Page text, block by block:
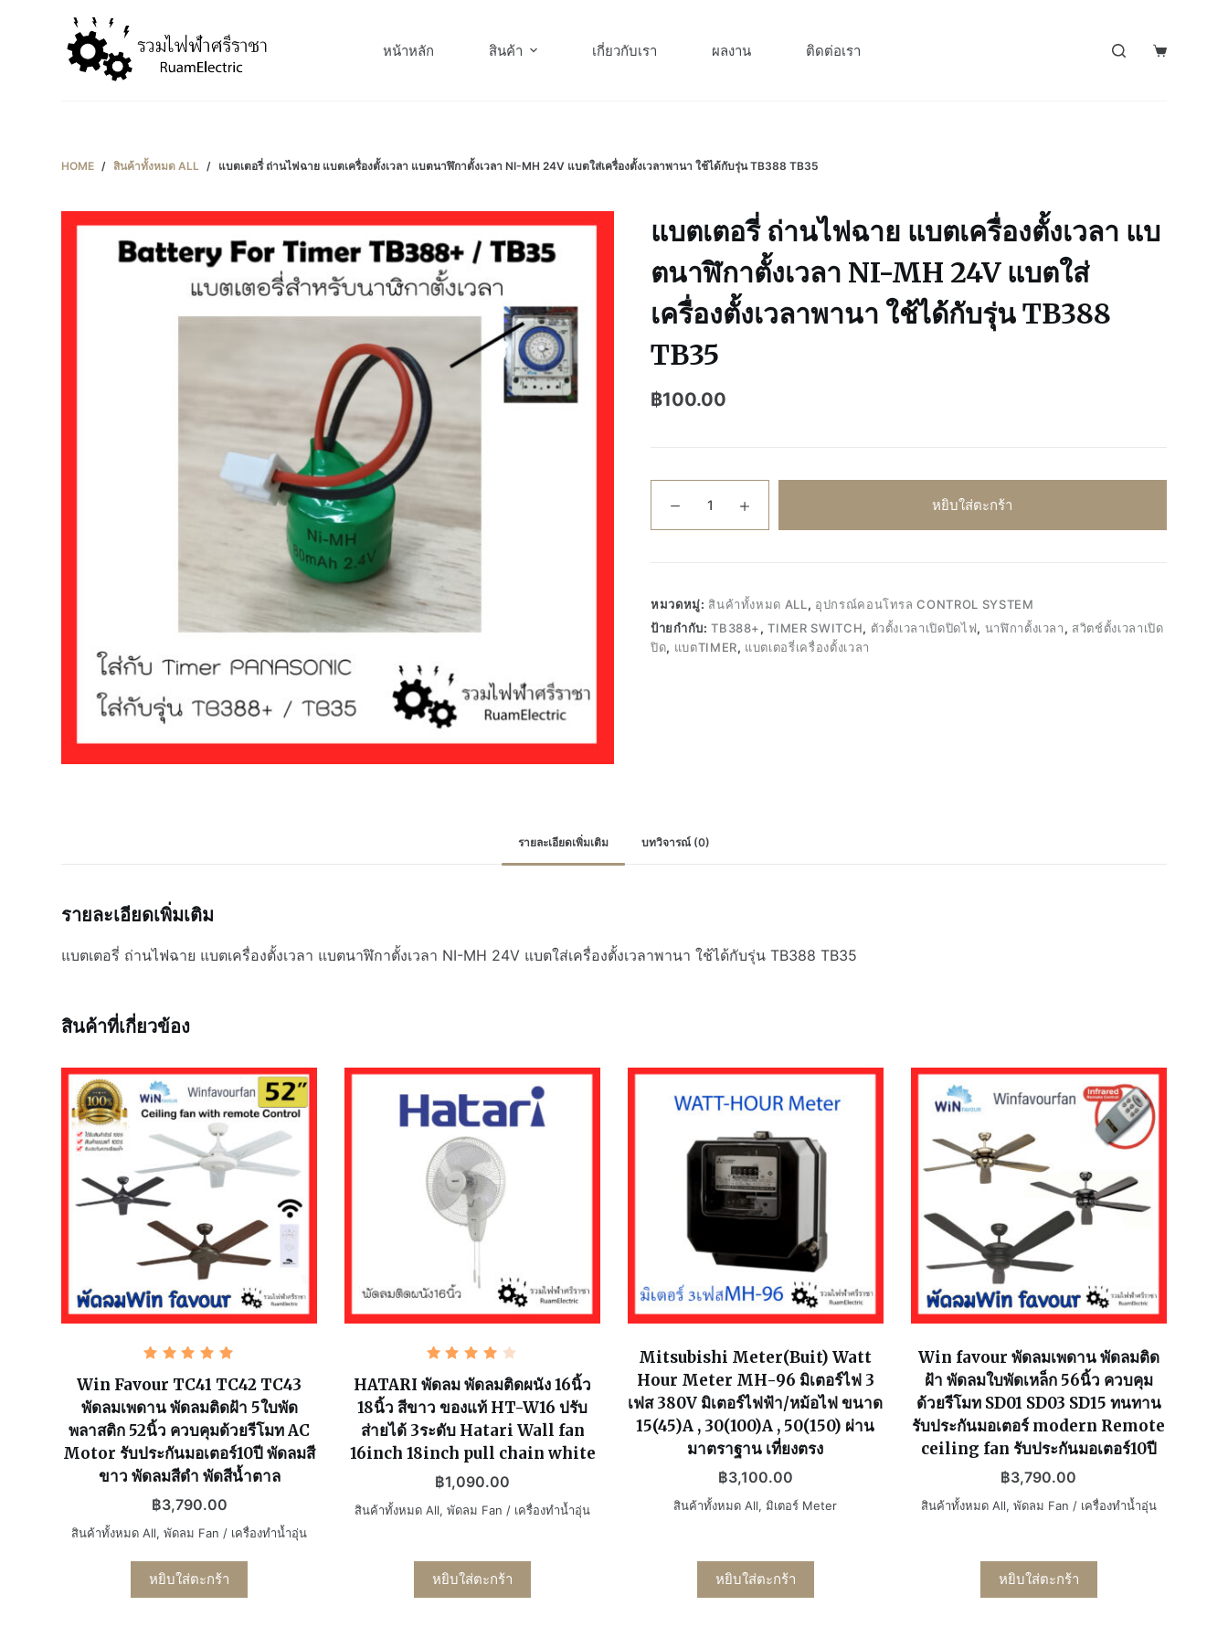
หน้าหลัก สินค้า เกี่ยวกับเรา ผลงาน ติดต่อเรา
HOME / สินค้าทั้งหมด ALL / แบตเตอรี่ ถ่านไฟฉาย แบตเครื่องตั้งเวลา แบตนาฬิกาตั้งเวลา NI-MH 24V แบตใส่เครื่องตั้งเวลาพานา ใช้ได้กับรุ่น TB388 TB35
แบตเตอรี่ ถ่านไฟฉาย แบตเครื่องตั้งเวลา แบ
ตนาฬิกาตั้งเวลา NI-MH 24V แบตใส่
เครื่องตั้งเวลาพานา ใช้ได้กับรุ่น TB388
TB35
฿100.00
แบตเตอรี่
ถ่าน
เครื่องตั้ง
เวลา
แบ
ใส่
กับ
หยิบใส่ตะกร้า
หมวดหมู่: สินค้าทั้งหมด ALL, อุปกรณ์คอนโทรล CONTROL SYSTEM
ป้ายกำกับ:TB388+,TIMER SWITCH, ตัวตั้งเวลาเปิดปิดไฟ, นาฬิกาตั้งเวลา, สวิตช์ตั้งเวลาเปิด
ปิด, แบตTIMER, แบตเตอรี่เครื่องตั้งเวลา
รายละเอียดเพิ่มเติม บทวิจารณ์ (0)
รายละเอียดเพิ่มเติม
แบตเตอรี่ ถ่านไฟฉาย แบตเครื่องตั้งเวลา แบตนาฬิกาตั้งเวลา NI-MH 24V แบตใส่เครื่องตั้งเวลาพานา ใช้ได้กับรุ่น TB388 TB35
สินค้าที่เกี่ยวข้อง
คะแนน
5.00
ตั้งแต่ 1-
5 คะแนน
Win Favour TC41 TC42 TC43
พัดลมเพดาน พัดลมติดฝ้า 5ใบพัด
พลาสติก 52นิ้ว ควบคุมด้วยรีโมท AC
Motor รับประกันมอเตอร์10ปี พัดลมสี
ขาว พัดลมสีดำ พัดสีน้ำตาล
฿3,790.00
สินค้าทั้งหมด All,พัดลม Fan / เครื่องทำน้ำอุ่น
หยิบใส่ตะกร้า
คะแนน
4.00
ตั้งแต่
1-5
คะแนน
HATARI พัดลม พัดลมติดผนัง 16นิ้ว
18นิ้ว สีขาว ของแท้ HT-W16 ปรับ
ส่ายได้ 3ระดับ Hatari Wall fan
16inch 18inch pull chain white
฿1,090.00
สินค้าทั้งหมด All,พัดลม Fan / เครื่องทำน้ำอุ่น
หยิบใส่ตะกร้า
Mitsubishi Meter(Buit) Watt
Hour Meter MH-96 มิเตอร์ไฟ 3
เฟส 380V มิเตอร์ไฟฟ้า/หม้อไฟ ขนาด
15(45)A , 30(100)A , 50(150) ผ่าน
มาตราฐาน เที่ยงตรง
฿3,100.00
สินค้าทั้งหมด All,มิเตอร์ Meter
หยิบใส่ตะกร้า
Win favour พัดลมเพดาน พัดลมติด
ฝ้า พัดลมใบพัดเหล็ก 56นิ้ว ควบคุม
ด้วยรีโมท SD01 SD03 SD15 ทนทาน
รับประกันมอเตอร์ modern Remote
ceiling fan รับประกันมอเตอร์10ปี
฿3,790.00
สินค้าทั้งหมด All, พัดลม Fan / เครื่องทำน้ำอุ่น
หยิบใส่ตะกร้า